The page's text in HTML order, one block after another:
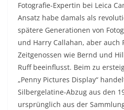
Fotografie-Expertin bei Leica
Ansatz habe damals als
spätere Generationen von
und Harry Callahan, aber auch
Zeitgenossen wie Bernd und
Ruff beeinflusst. Beim zu
„Penny Pictures Display“
Silbergelatine-Abzug aus den
ursprünglich aus der